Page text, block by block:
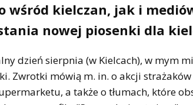
wśród kielczan, jak i
nowej piosenki dla
dzień sierpnia (w Kielcach), w mym
Zwrotki mówią m. in. o akcji
a także o tłumach, które